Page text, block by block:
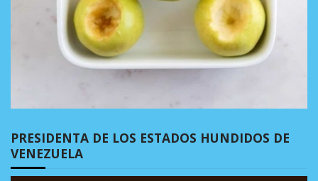
PRESIDENTA DE LOS ESTADOS HUNDIDOS DE
VENEZUELA